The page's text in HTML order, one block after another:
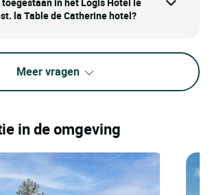
in het Logis Hôtel le
la Table de Catherine hotel?
Meer vragen
in de omgeving